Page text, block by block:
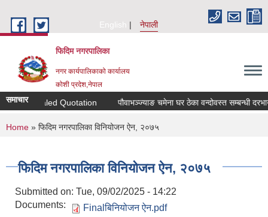
English
नेपाली
फिदिम नगरपालिका
नगर कार्यपालिकाको कार्यालय
कोशी प्रदेश,नेपाल
समाचार
for Sealed Quotation पौवाभञ्ज्याङ चमेना घर ठेका वन्दोवस्त सम्बन्धी
You are here
Home » फिदिम नगरपालिका विनियोजन ऐन, २०७५
फिदिम नगरपालिका विनियोजन ऐन, २०७५
Submitted on: Tue, 09/02/2025 - 14:22
Documents:
Finalबिनियोजन ऐन.pdf